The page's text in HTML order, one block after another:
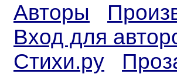
Авторы
Вход для
Стихи.ру